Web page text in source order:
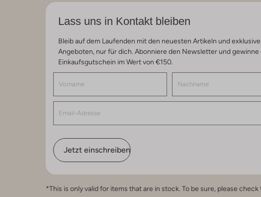
Lass uns in Kontakt bleiben
Bleib auf dem Laufenden mit den neuesten Artikeln und
Angeboten, nur für dich. Abonniere den Newsletter und gewinne
Einkaufsgutschein im Wert von €150.
Jetzt einschreiben
*This is only valid for items that are in stock. To be sure, please